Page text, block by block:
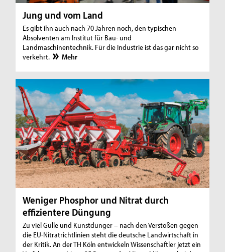
Jung und vom Land
Es gibt ihn auch nach 70 Jahren noch, den typischen
Absolventen am Institut für Bau- und
Landmaschinentechnik. Für die Industrie ist das gar nicht so
verkehrt.
Mehr
Weniger Phosphor und Nitrat durch
effizientere Düngung
Zu viel Gülle und Kunstdünger – nach den Verstößen gegen
die EU-Nitratrichtlinien steht die deutsche Landwirtschaft in
der Kritik. An der TH Köln entwickeln Wissenschaftler jetzt ein